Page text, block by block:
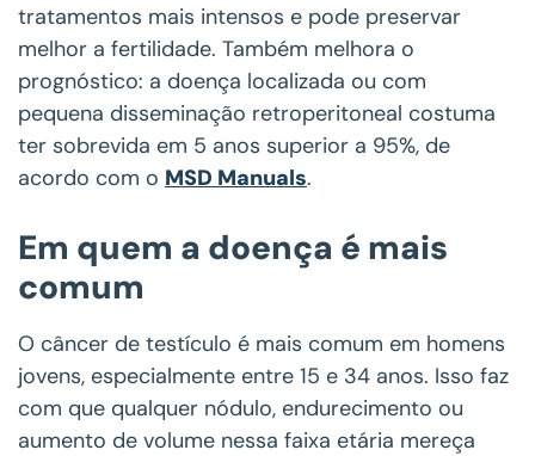
tratamentos mais intensos e pode preservar
melhor a fertilidade. Também melhora o
prognóstico: a doença localizada ou com
pequena disseminação retroperitoneal costuma
ter sobrevida em 5 anos superior a 95%, de
acordo com o MSD Manuals.
Em quem a doença é mais
comum
O câncer de testículo é mais comum em homens
jovens, especialmente entre 15 e 34 anos. Isso faz
com que qualquer nódulo, endurecimento ou
aumento de volume nessa faixa etária mereça